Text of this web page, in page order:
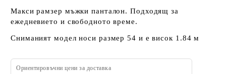
Макси рамзер мъжки панталон. Подходящ за
ежедневието и свободното време.
Сниманият модел носи размер 54 и е висок 1.84 м
Ориентировъчни цени за доставка